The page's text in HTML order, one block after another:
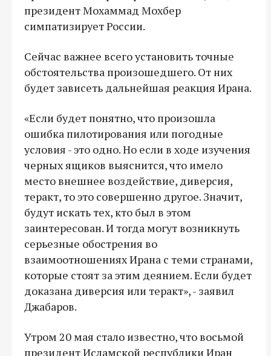
президент Мохаммад Мохбер
симпатизирует России.
Сейчас важнее всего установить точные
обстоятельства произошедшего. От них
будет зависеть дальнейшая реакция Ирана.
«Если будет понятно, что произошла
ошибка пилотирования или погодные
условия - это одно. Но если в ходе изучения
черных ящиков выяснится, что имело
место внешнее воздействие, диверсия,
теракт, то это совершенно другое. Значит,
будут искать тех, кто был в этом
заинтересован. И тогда могут возникнуть
серьезные обострения во
взаимоотношениях Ирана с теми странами,
которые стоят за этим деянием. Если будет
доказана диверсия или теракт», - заявил
Джабаров.
Утром 20 мая стало известно, что восьмой
президент Исламской республики Иран